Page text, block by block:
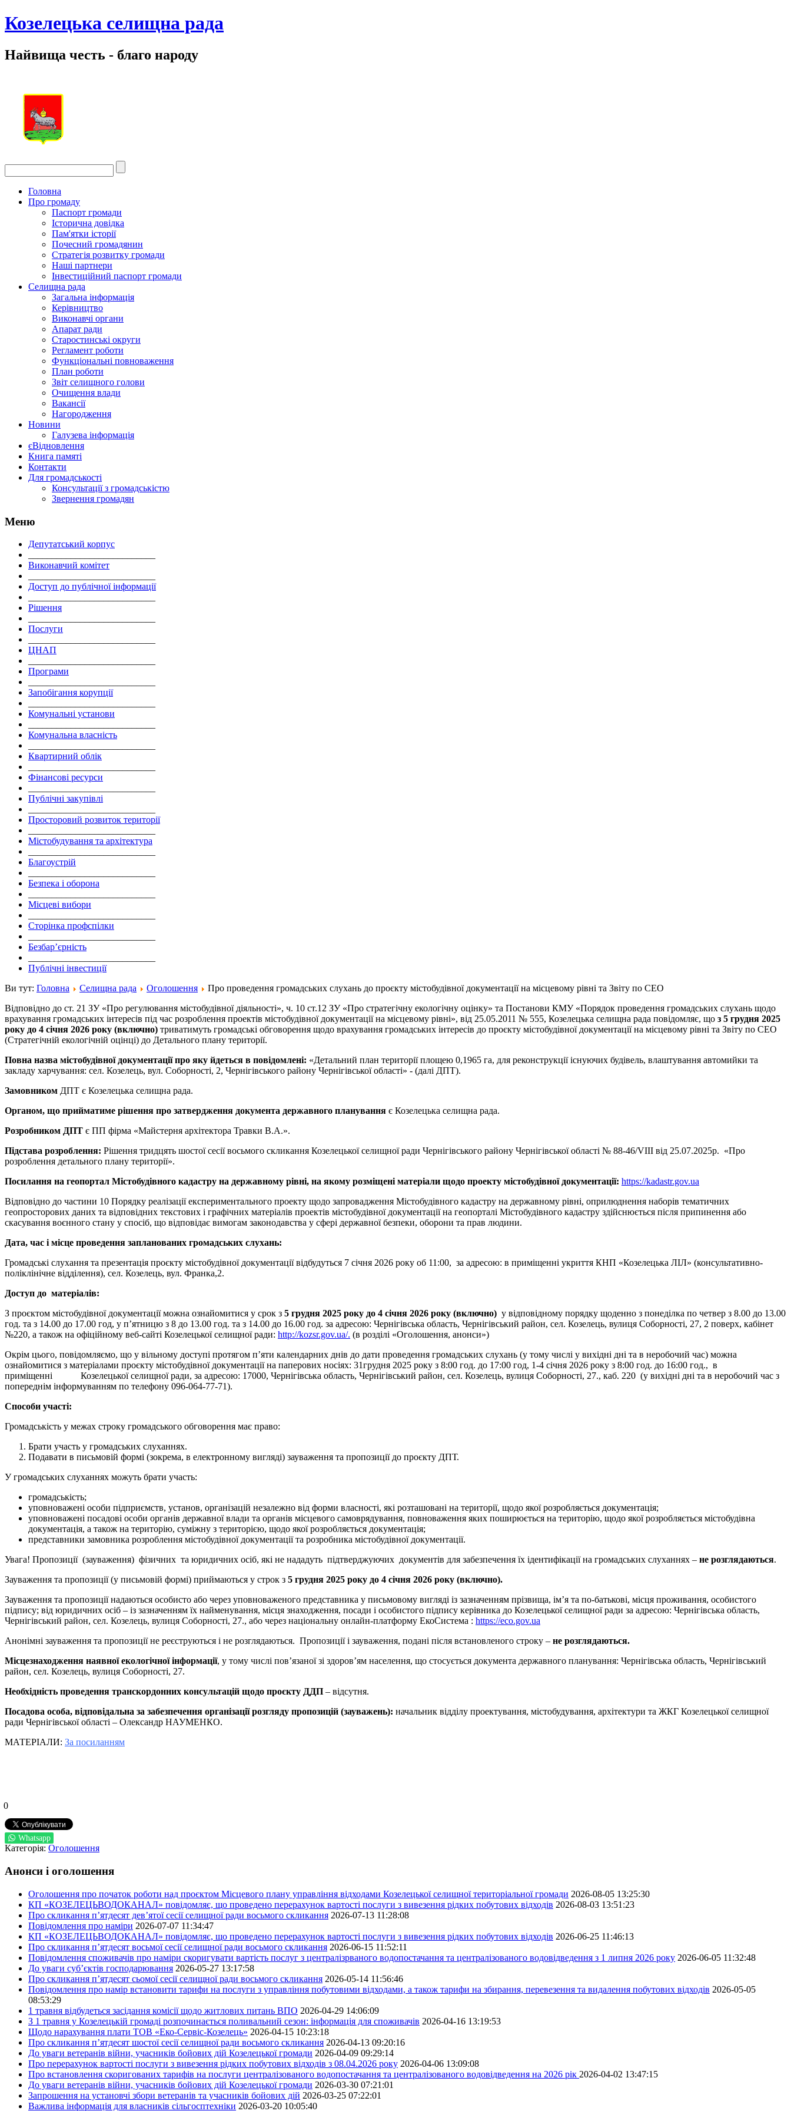
Козелецька селищна рада
Найвища честь - благо народу
Головна
Про громаду
Паспорт громади
Історична довідка
Пам'ятки історії
Почесний громадянин
Стратегія розвитку громади
Наші партнери
Інвестиційний паспорт громади
Селищна рада
Загальна інформація
Керівництво
Виконавчі органи
Апарат ради
Старостинські округи
Регламент роботи
Функціональні повноваження
План роботи
Звіт селищного голови
Очищення влади
Вакансії
Нагородження
Новини
Галузева інформація
єВідновлення
Книга памяті
Контакти
Для громадськості
Консультації з громадськістю
Звернення громадян
Меню
Депутатський корпус
Виконавчий комітет
Доступ до публічної інформації
Рішення
Послуги
ЦНАП
Програми
Запобігання корупції
Комунальні установи
Комунальна власність
Квартирний облік
Фінансові ресурси
Публічні закупівлі
Просторовий розвиток території
Містобудування та архітектура
Благоустрій
Безпека і оборона
Місцеві вибори
Сторінка профспілки
Безбар’єрність
Публічні інвестиції
Ви тут: Головна Селищна рада Оголошення
Про проведення громадських слухань до проєкту містобудівної документації на місцевому рівні та Звіту по СЕО
Відповідно до ст. 21 ЗУ «Про регулювання містобудівної діяльності», ч. 10 ст.12 ЗУ «Про стратегічну екологічну оцінку» та Постанови КМУ «Порядок проведення громадських слухань щодо
врахування громадських інтересів під час розроблення проектів містобудівної документації на місцевому рівні», від 25.05.2011 № 555, Козелецька селищна рада повідомляє, що з 5 грудня 2025
року до 4 січня 2026 року (включно) триватимуть громадські обговорення щодо врахування громадських інтересів до проєкту містобудівної документації на місцевому рівні та Звіту по СЕО
(Стратегічній екологічній оцінці) до Детального плану території.
Повна назва містобудівної документації про яку йдеться в повідомлені: «Детальний план території площею 0,1965 га, для реконструкції існуючих будівель, влаштування автомийки та
закладу харчування: сел. Козелець, вул. Соборності, 2, Чернігівського району Чернігівської області» - (далі ДПТ).
Замовником ДПТ є Козелецька селищна рада.
Органом, що прийматиме рішення про затвердження документа державного планування є Козелецька селищна рада.
Розробником ДПТ є ПП фірма «Майстерня архітектора Травки В.А.».
Підстава розроблення: Рішення тридцять шостої сесії восьмого скликання Козелецької селищної ради Чернігівського району Чернігівської області № 88-46/VІІІ від 25.07.2025р. «Про
розроблення детального плану території».
Посилання на геопортал Містобудівного кадастру на державному рівні, на якому розміщені матеріали щодо проекту містобудівної документації: https://kadastr.gov.ua
Відповідно до частини 10 Порядку реалізації експериментального проекту щодо запровадження Містобудівного кадастру на державному рівні, оприлюднення наборів тематичних
геопросторових даних та відповідних текстових і графічних матеріалів проектів містобудівної документації на геопорталі Містобудівного кадастру здійснюється після припинення або
скасування воєнного стану у спосіб, що відповідає вимогам законодавства у сфері державної безпеки, оборони та прав людини.
Дата, час і місце проведення запланованих громадських слухань:
Громадські слухання та презентація проєкту містобудівної документації відбудуться 7 січня 2026 року об 11:00, за адресою: в приміщенні укриття КНП «Козелецька ЛІЛ» (консультативно-
поліклінічне відділення), сел. Козелець, вул. Франка,2.
Доступ до матеріалів:
З проєктом містобудівної документації можна ознайомитися у срок з 5 грудня 2025 року до 4 січня 2026 року (включно) у відповідному порядку щоденно з понеділка по четвер з 8.00 до 13.00
год. та з 14.00 до 17.00 год, у п’ятницю з 8 до 13.00 год. та з 14.00 до 16.00 год. за адресою: Чернігівська область, Чернігівський район, сел. Козелець, вулиця Соборності, 27, 2 поверх, кабінет
№220, а також на офіційному веб-сайті Козелецької селищної ради: http://kozsr.gov.ua/. (в розділі «Оголошення, анонси»)
Окрім цього, повідомляємо, що у вільному доступі протягом п’яти календарних днів до дати проведення громадських слухань (у тому числі у вихідні дні та в неробочий час) можна
ознайомитися з матеріалами проєкту містобудівної документації на паперових носіях: 31грудня 2025 року з 8:00 год. до 17:00 год, 1-4 січня 2026 року з 8:00 год. до 16:00 год., в
приміщенні Козелецької селищної ради, за адресою: 17000, Чернігівська область, Чернігівський район, сел. Козелець, вулиця Соборності, 27., каб. 220 (у вихідні дні та в неробочий час з
попереднім інформуванням по телефону 096-064-77-71).
Способи участі:
Громадськість у межах строку громадського обговорення має право:
Брати участь у громадських слуханнях.
Подавати в письмовій формі (зокрема, в електронному вигляді) зауваження та пропозиції до проєкту ДПТ.
У громадських слуханнях можуть брати участь:
громадськість;
уповноважені особи підприємств, установ, організацій незалежно від форми власності, які розташовані на території, щодо якої розробляється документація;
уповноважені посадові особи органів державної влади та органів місцевого самоврядування, повноваження яких поширюється на територію, щодо якої розробляється містобудівна
документація, а також на територію, суміжну з територією, щодо якої розробляється документація;
представники замовника розроблення містобудівної документації та розробника містобудівної документації.
Увага! Пропозиції (зауваження) фізичних та юридичних осіб, які не нададуть підтверджуючих документів для забезпечення їх ідентифікації на громадських слуханнях – не розглядаються.
Зауваження та пропозиції (у письмовій формі) приймаються у строк з 5 грудня 2025 року до 4 січня 2026 року (включно).
Зауваження та пропозиції надаються особисто або через уповноваженого представника у письмовому вигляді із зазначенням прізвища, ім’я та по-батькові, місця проживання, особистого
підпису; від юридичних осіб – із зазначенням їх найменування, місця знаходження, посади і особистого підпису керівника до Козелецької селищної ради за адресою: Чернігівська область,
Чернігівський район, сел. Козелець, вулиця Соборності, 27., або через національну онлайн-платформу ЕкоСистема : https://eco.gov.ua
Анонімні зауваження та пропозиції не реєструються і не розглядаються. Пропозиції і зауваження, подані після встановленого строку – не розглядаються.
Місцезнаходження наявної екологічної інформації, у тому числі пов’язаної зі здоров’ям населення, що стосується документа державного планування: Чернігівська область, Чернігівський
район, сел. Козелець, вулиця Соборності, 27.
Необхідність проведення транскордонних консультацій щодо проєкту ДДП – відсутня.
Посадова особа, відповідальна за забезпечення організації розгляду пропозицій (зауважень): начальник відділу проектування, містобудування, архітектури та ЖКГ Козелецької селищної
ради Чернігівської області – Олександр НАУМЕНКО.
МАТЕРІАЛИ: За посиланням
0
Whatsapp
Категорія: Оголошення
Анонси і оголошення
Оголошення про початок роботи над проєктом Місцевого плану управління відходами Козелецької селищної територіальної громади 2026-08-05 13:25:30
КП «КОЗЕЛЕЦЬВОДОКАНАЛ» повідомляє, що проведено перерахунок вартості послуги з вивезення рідких побутових відходів 2026-08-03 13:51:23
Про скликання п’ятдесят дев’ятої сесії селищної ради восьмого скликання 2026-07-13 11:28:08
Повідомлення про наміри 2026-07-07 11:34:47
КП «КОЗЕЛЕЦЬВОДОКАНАЛ» повідомляє, що проведено перерахунок вартості послуги з вивезення рідких побутових відходів 2026-06-25 11:46:13
Про скликання п’ятдесят восьмої сесії селищної ради восьмого скликання 2026-06-15 11:52:11
Повідомлення споживачів про наміри скоригувати вартість послуг з централізрваного водопостачання та централізованого водовідведення з 1 липня 2026 року 2026-06-05 11:32:48
До уваги суб’єктів господарювання 2026-05-27 13:17:58
Про скликання п’ятдесят сьомої сесії селищної ради восьмого скликання 2026-05-14 11:56:46
Повідомлення про намір встановити тарифи на послуги з управління побутовими відходами, а також тарифи на збирання, перевезення та видалення побутових відходів 2026-05-05
08:53:29
1 травня відбудеться засідання комісії щодо житлових питань ВПО 2026-04-29 14:06:09
З 1 травня у Козелецькій громаді розпочинається поливальний сезон: інформація для споживачів 2026-04-16 13:19:53
Щодо нарахування плати ТОВ «Еко-Сервіс-Козелець» 2026-04-15 10:23:18
Про скликання п’ятдесят шостої сесії селищної ради восьмого скликання 2026-04-13 09:20:16
До уваги ветеранів війни, учасників бойових дій Козелецької громади 2026-04-09 09:29:14
Про перерахунок вартості послуги з вивезення рідких побутових відходів з 08.04.2026 року 2026-04-06 13:09:08
Про встановлення скоригованих тарифів на послуги централізованого водопостачання та централізованого водовідведення на 2026 рік 2026-04-02 13:47:15
До уваги ветеранів війни, учасників бойових дій Козелецької громади 2026-03-30 07:21:01
Запрошення на установчі збори ветеранів та учасників бойових дій 2026-03-25 07:22:01
Важлива інформація для власників сільгосптехніки 2026-03-20 10:05:40